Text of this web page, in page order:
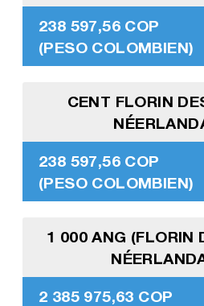
238 597,56 COP
(PESO COLOMBIEN)
CENT FLORIN
238 597,56 COP
(PESO COLOMBIEN)
1 000 ANG (FLORIN
2 385 975,63 COP